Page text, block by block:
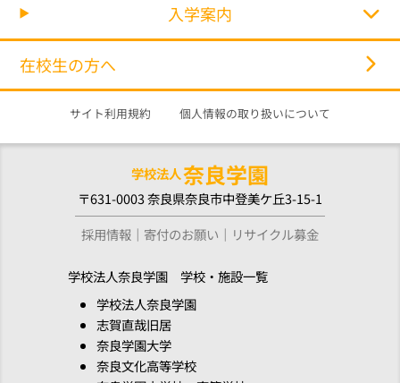
入学案内
在校生の方へ
サイト利用規約 個人情報の取り扱いについて
学校法人奈良学園
〒631-0003 奈良県奈良市中登美ケ丘3-15-1
採用情報
寄付のお願い リサイクル募金
学校法人奈良学園 学校・施設一覧
学校法人奈良学園
志賀直哉旧居
奈良学園大学
奈良文化高等学校